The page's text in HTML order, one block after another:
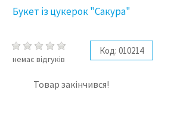
Букет із цукерок "Сакура"
немає відгуків
Код: 010214
Товар закінчився!